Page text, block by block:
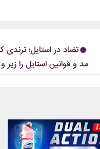
این رویکرد، قرار نیست فقط
تضاد در استایل؛ ترندی
مد و قوانین استایل را زیر